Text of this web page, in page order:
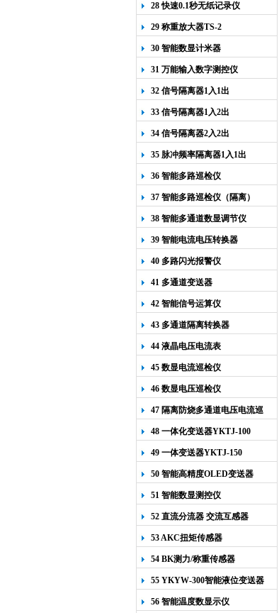
28 快速0.1秒无纸记录仪
29 称重放大器TS-2
30 智能数显计米器
31 万能输入数字测控仪
32 信号隔离器1入1出
33 信号隔离器1入2出
34 信号隔离器2入2出
35 脉冲频率隔离器1入1出
36 智能多路巡检仪
37 智能多路巡检仪（隔离）
38 智能多通道数显调节仪
39 智能电流电压转换器
40 多路闪光报警仪
41 多通道变送器
42 智能信号运算仪
43 多通道隔离转换器
44 液晶电压电流表
45 数显电流巡检仪
46 数显电压巡检仪
47 隔离防烧多通道电压电流巡
检仪
48 一体化变送器YKTJ-100
49 一体变送器YKTJ-150
50 智能高精度OLED变送器
YK-218
51 智能数显测控仪
52 直流分流器 交流互感器
53 AKC扭矩传感器
54 BK测力/称重传感器
55 YKYW-300智能液位变送器
56 智能温度数显示仪